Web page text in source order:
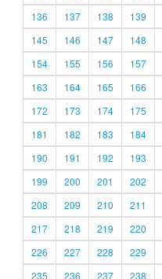
136
137 138 139
145
146 147 148
154
155 156 157
163
164 165 166
172
173 174 175
181
182 183 184
190
191 192 193
199
200 201 202
208
209 210 211
217
218 219 220
226
227 228 229
235
236 237 238